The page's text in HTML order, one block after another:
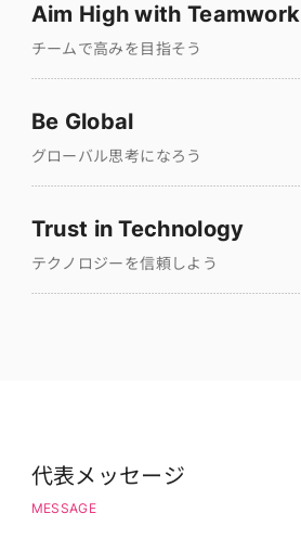
Aim High with Teamwork
チームで高みを目指そう
Be Global
グローバル思考になろう
Trust in Technology
テクノロジーを信頼しよう
代表メッセージ
MESSAGE